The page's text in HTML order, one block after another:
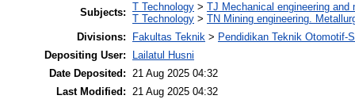
Subjects: T Technology > TJ Mechanical engineering and
T Technology > TN Mining engineering.
Divisions:
Fakultas Teknik > Pendidikan Teknik Otomotif-
Depositing User:
Lailatul Husni
Date Deposited: 21 Aug 2025 04:32
Last Modified: 21 Aug 2025 04:32